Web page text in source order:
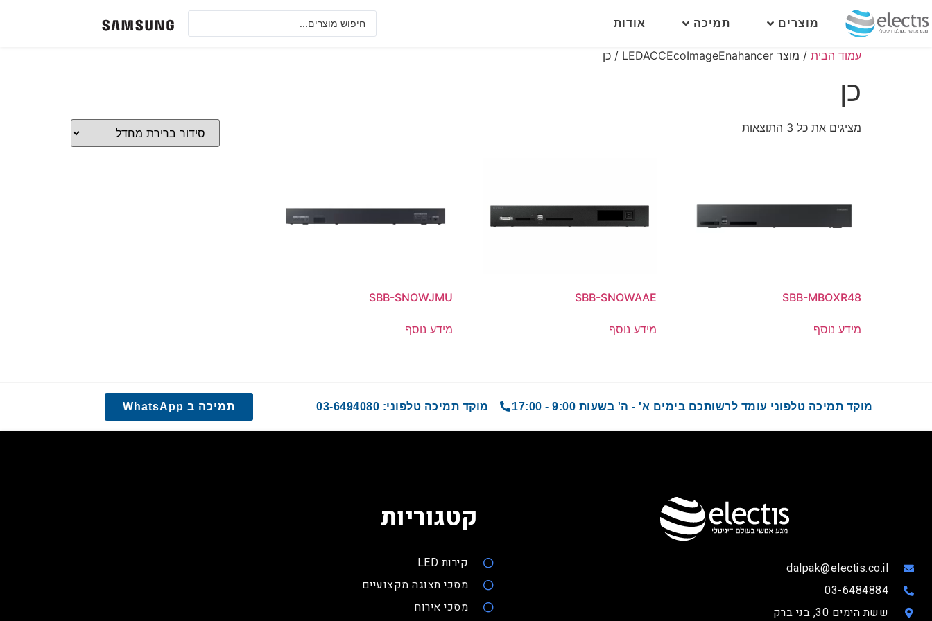
מוצרים תמיכה אודות
עמוד הבית / מוצר LEDACCEcoImageEnahancer / כן
כן
מציגים את כל ⁦3⁩ התוצאות
SBB-MBOXR48
מידע נוסף
SBB-SNOWAAE
מידע נוסף
SBB-SNOWJMU
מידע נוסף
מוקד תמיכה טלפוני עומד לרשותכם בימים א' - ה' בשעות 9:00 - 17:00 מוקד תמיכה טלפוני: 03-6494080 תמיכה ב WhatsApp
dalpak@electis.co.il
03-6484884
ששת הימים 30, בני ברק
קטגוריות
קירות LED
מסכי תצוגה מקצועיים
מסכי אירוח